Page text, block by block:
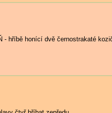
- hříbě honící dvě černostrakaté